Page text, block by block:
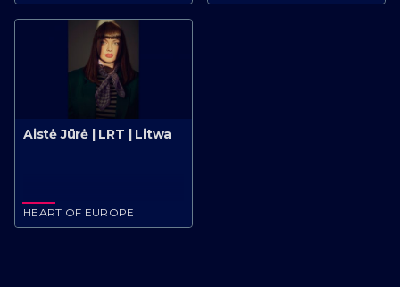
Aistė Jūrė | LRT | Litwa
HEART OF EUROPE